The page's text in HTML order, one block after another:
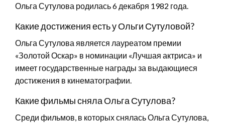
Ольга Сутулова родилась 6 декабря 1982 года.
Какие достижения есть у Ольги Сутуловой?
Ольга Сутулова является лауреатом премии
«Золотой Оскар» в номинации «Лучшая актриса» и
имеет государственные награды за выдающиеся
достижения в кинематографии.
Какие фильмы сняла Ольга Сутулова?
Среди фильмов, в которых снялась Ольга Сутулова,